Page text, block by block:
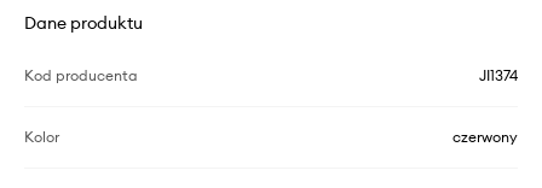
Dane produktu
Kod producenta JI1374
Kolor czerwony